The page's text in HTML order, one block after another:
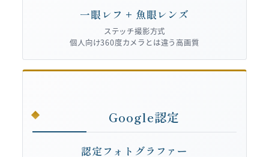
一眼レフ + 魚眼レンズ
ステッチ撮影方式
個人向け360度カメラとは違う高画質
Google認定
認定フォトグラファー